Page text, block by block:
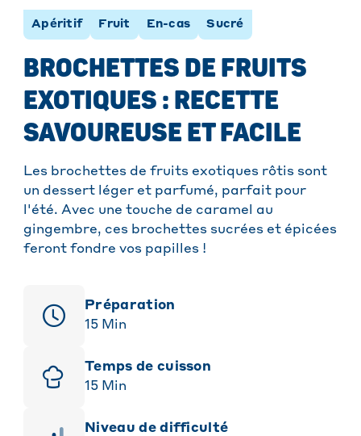
Apéritif Fruit En-cas Sucré
BROCHETTES DE FRUITS
EXOTIQUES : RECETTE
SAVOUREUSE ET FACILE
Les brochettes de fruits exotiques rôtis sont
un dessert léger et parfumé, parfait pour
l'été. Avec une touche de caramel au
gingembre, ces brochettes sucrées et épicées
feront fondre vos papilles !
Préparation
15 Min
Temps de cuisson
15 Min
niveau de difficulté